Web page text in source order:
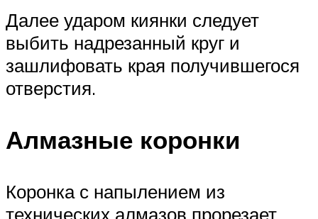
Далее ударом киянки следует
выбить надрезанный круг и
зашлифовать края получившегося
отверстия.
Алмазные коронки
Коронка с напылением из
технических алмазов прорезает